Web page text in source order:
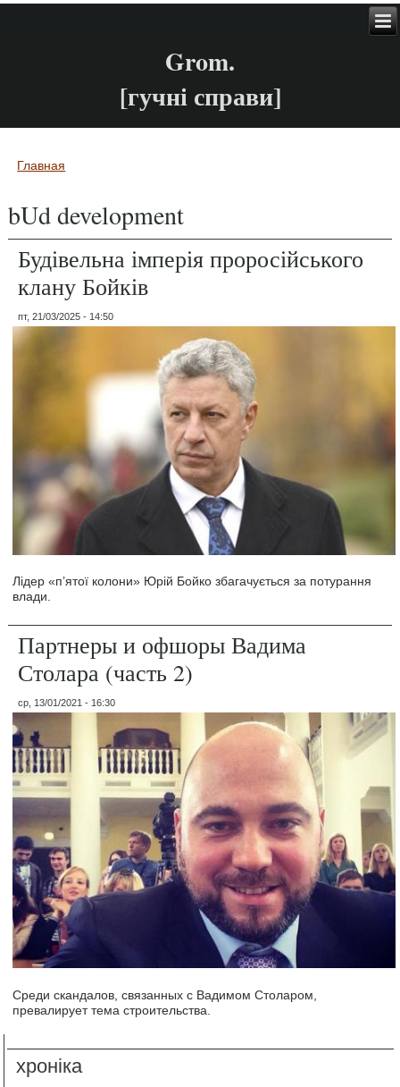
Grom.
[гучні справи]
Вы здесь
Главная
bUd development
Будівельна імперія проросійського
клану Бойків
пт, 21/03/2025 - 14:50
Лідер «п’ятої колони» Юрій Бойко збагачується за потурання
влади.
Партнеры и офшоры Вадима
Столара (часть 2)
ср, 13/01/2021 - 16:30
Среди скандалов, связанных с Вадимом Столаром,
превалирует тема строительства.
хроніка